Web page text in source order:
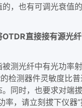
，也有可调光衰值的
直接接有源光纤
测光纤中有光功率
检测器件灵敏度比
。同时，也要求对端
率，请立刻拔下仪